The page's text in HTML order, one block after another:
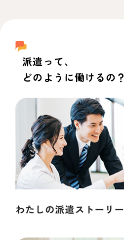
派遣って、
どのように働けるの？